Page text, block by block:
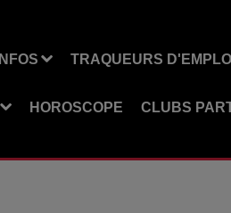
INFOS TRAQUEURS D'EMPLOI
HOROSCOPE CLUBS